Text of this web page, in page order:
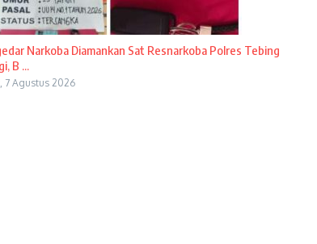
Narkoba Diamankan Sat Resnarkoba Polres Tebing
B ...
7 Agustus 2026